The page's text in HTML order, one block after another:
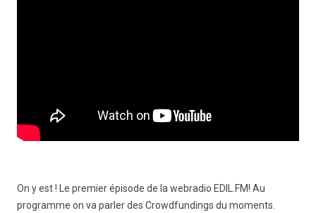
On y est ! Le premier épisode de la webradio EDIL.FM! Au
programme on va parler des Crowdfundings du moments.